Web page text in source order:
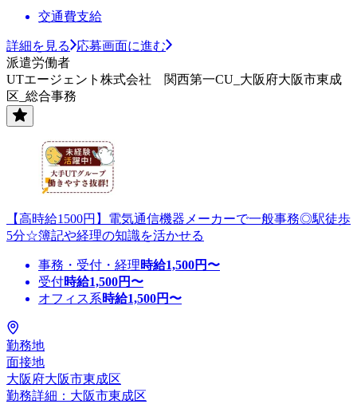
交通費支給
詳細を見る
応募画面に進む
派遣労働者
UTエージェント株式会社 関西第一CU_大阪府大阪市東成
区_総合事務
【高時給1500円】電気通信機器メーカーで一般事務◎駅徒歩
5分☆簿記や経理の知識を活かせる
事務・受付・経理時給1,500円〜
受付時給1,500円〜
オフィス系時給1,500円〜
勤務地
面接地
大阪府大阪市東成区
勤務詳細：大阪市東成区